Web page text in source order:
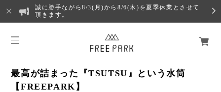
誠に勝手ながら8/3(月)から8/6(木)を夏季休業とさせて
頂きます。
最高が詰まった『TSUTSU』という水筒
【FREEPARK】